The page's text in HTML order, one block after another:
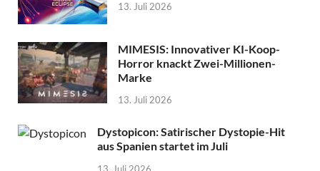
13. Juli 2026
MIMESIS: Innovativer KI-Koop-
Horror knackt Zwei-Millionen-
Marke
13. Juli 2026
Dystopicon: Satirischer Dystopie-Hit
aus Spanien startet im Juli